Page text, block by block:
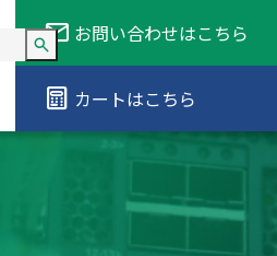
よくある質問 お知らせ
ソリューション
運用ソリューション
サポート情報
光校正サービス
お問い合わせはこちら
カートはこちら